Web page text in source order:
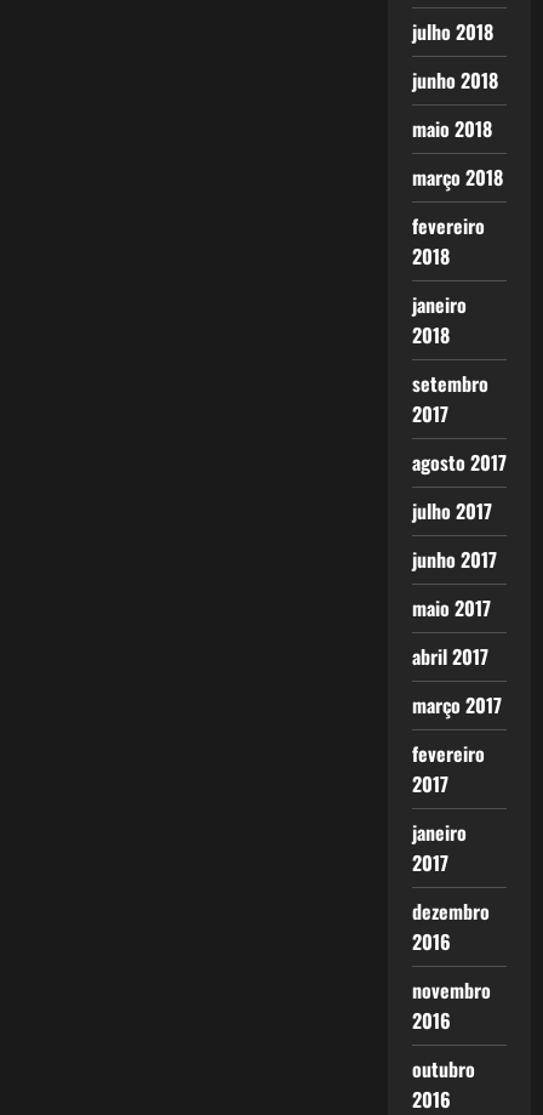
julho 2018
junho 2018
maio 2018
março 2018
fevereiro
2018
janeiro
2018
setembro
2017
agosto 2017
julho 2017
junho 2017
maio 2017
abril 2017
março 2017
fevereiro
2017
janeiro
2017
dezembro
2016
novembro
2016
outubro
2016